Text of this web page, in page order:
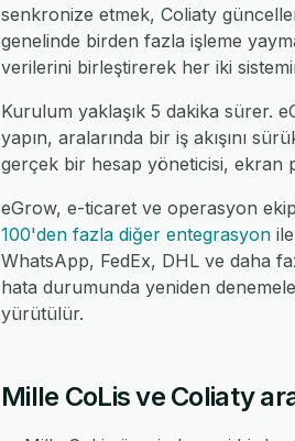
senkronize etmek, Coliaty
genelinde birden fazla işleme
verilerini birleştirerek her iki
Kurulum yaklaşık 5 dakika sürer.
yapın, aralarında bir iş akışını
gerçek bir hesap yöneticisi, ekran
eGrow, e-ticaret ve operasyon
100'den fazla diğer entegrasyon
WhatsApp, FedEx, DHL ve daha
hata durumunda yeniden
yürütülür.
Mille CoLis ve Coliaty